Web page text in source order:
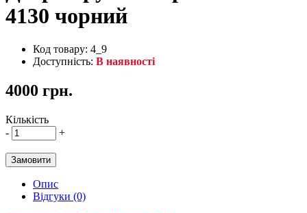
4130 чорний
Код товару: 4_9
Доступність: В наявності
4000 грн.
Кількість
-
+
Замовити
Опис
Відгуки (0)